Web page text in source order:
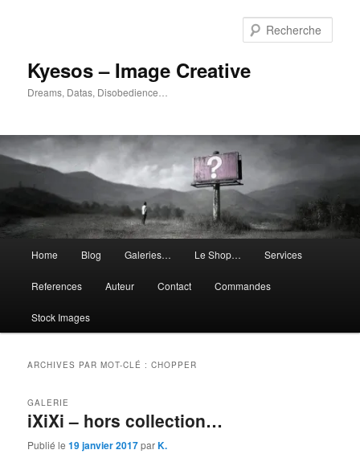
Kyesos – Image Creative
Dreams, Datas, Disobedience…
principal
Home Blog Galeries… Le Shop… Services
References Auteur Contact Commandes
Stock Images
ARCHIVES PAR MOT-CLÉ :CHOPPER
iXiXi – hors collection…
GALERIE
Publié le19 janvier 2017parK.